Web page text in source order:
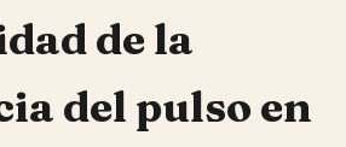
de la
del pulso en